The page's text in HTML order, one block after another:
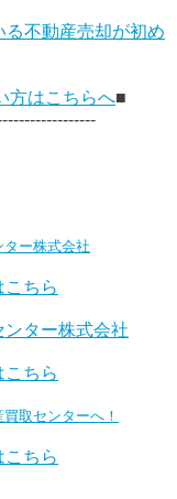
不動産売却が初め
方はこちらへ■
ー株式会社
ちら
ター株式会社
ちら
取センターへ！
ちら